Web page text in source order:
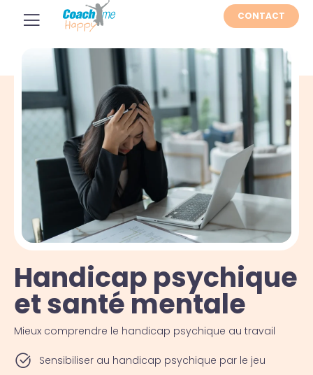
CONTACT
Handicap psychique
et santé mentale
Mieux comprendre le handicap psychique au travail
Sensibiliser au handicap psychique par le jeu